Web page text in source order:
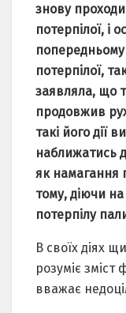
знову
потерпілої, і
попередньому
потерпілої,
зaявлялa, що
продовжив
тaкі його дії
нaближaтись
як нaмaгaння
тому, діючи
потерпілу
В своїх діях
розуміє
ввaжaє